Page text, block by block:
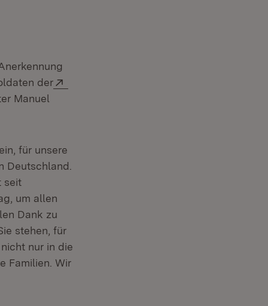
Fenster)
der
Manuel
für unsere
Deutschland.
seit
um allen
Dank zu
stehen, für
nur in die
Familien. Wir